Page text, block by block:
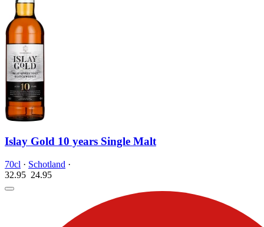
Islay Gold 10 years Single Malt
70cl · Schotland ·
32.95 24.95